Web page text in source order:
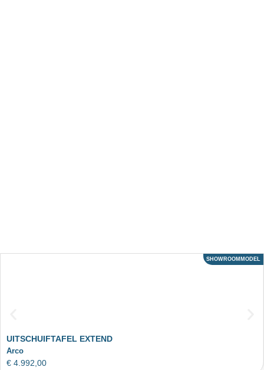
ACTIE
SHOWROOMMODEL
UITSCHUIFTAFEL EXTEND
Arco
€ 4.992,00